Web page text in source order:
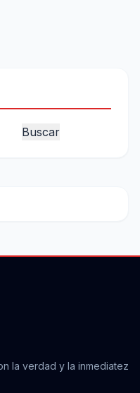
la verdad y la inmediatez